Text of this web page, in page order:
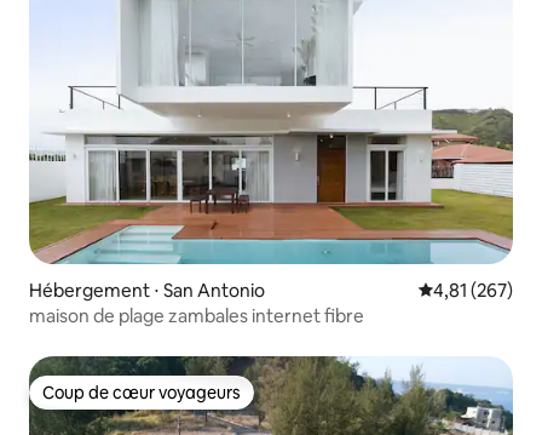
Hébergement ⋅ San Antonio Évaluation
4,81 (267)
maison de plage zambales internet fibre
Coup de cœur voyageurs
Coup de cœur voyageurs